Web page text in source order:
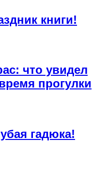
книги!
что увидел
прогулки
гадюка!